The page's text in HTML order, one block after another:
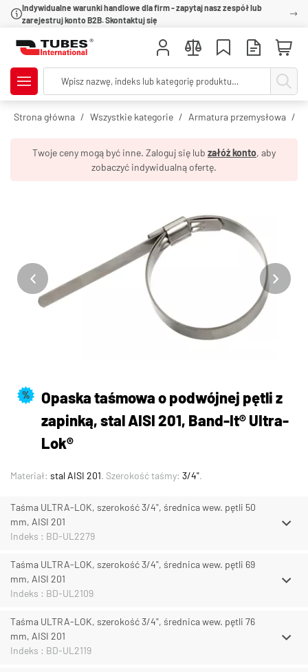
Indywidualne warunki handlowe dla firm - zapytaj nasz zespół lub
zarejestruj konto B2B. Skontaktuj się
Strona główna Wszystkie kategorie Armatura przemysłowa
Twoje ceny mogą być inne. Zaloguj się lub załóż konto, aby
zobaczyć indywidualną ofertę.
%
Opaska taśmowa o podwójnej pętli z
zapinką, stal AISI 201, Band-It® UItra-
Lok®
Materiał: stal AISI 201. Szerokość taśmy: 3/4".
Taśma ULTRA-LOK, szerokość 3/4", średnica wew. pętli 50
mm, AISI 201
Indeks : BD-UL2279
Taśma ULTRA-LOK, szerokość 3/4", średnica wew. pętli 69
mm, AISI 201
Indeks : BD-UL2109
Taśma ULTRA-LOK, szerokość 3/4", średnica wew. pętli 76
mm, AISI 201
Indeks : BD-UL2119